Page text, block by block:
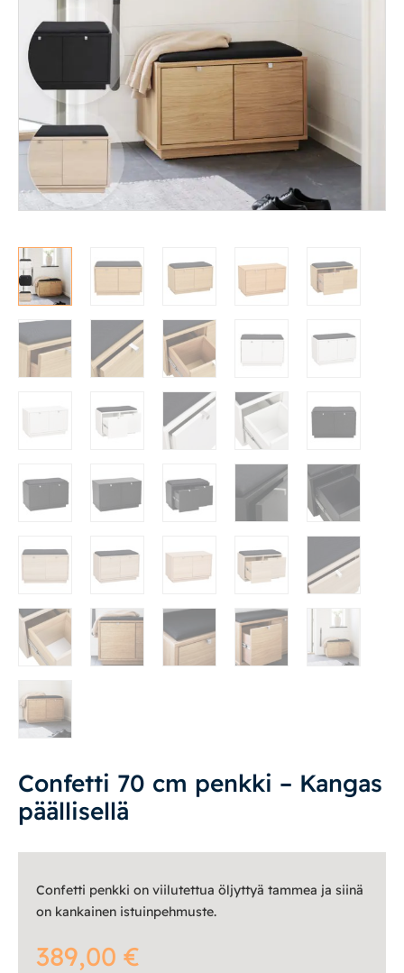
Pöydät ja tuolit
Säilytys
Hyllyt
Kaapit
Komerot
Laatikostot
Vitriinit
Tasot
Senkit
Työpöydät ja työtuolit
Matot
Valaisimet
Vuodesohvat
Senioreille
Confetti 70 cm penkki – Kangas
päällisellä
Confetti penkki on viilutettua öljyttyä tammea ja siinä
on kankainen istuinpehmuste.
389,00 €